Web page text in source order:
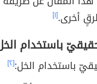
أخرى.[١]
باستخدام
باستخدام الخل:[٢]